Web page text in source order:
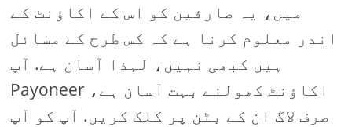
میں، یہ صارفین کو اس کے اکاؤنٹ کے
اندر معلوم کرنا ہے کہ کس طرح کے مسائل
ہیں کبھی نہیں، لہذا آسان ہے. آپ
Payoneer اکاؤنٹ کھولنے بہت آسان ہے،
صرف لاگ ان کے بٹن پر کلک کریں. آپ کو آپ